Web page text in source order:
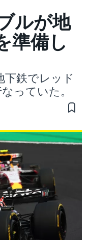
ルが地
準備し
下鉄でレッド
っていた。